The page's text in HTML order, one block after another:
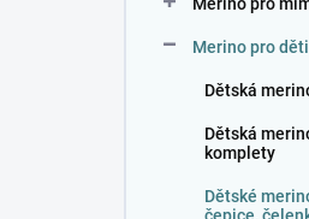
Merino pro děti
Dětská
Dětská
komplety
Dětské